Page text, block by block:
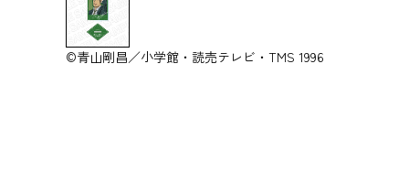
©青山剛昌／小学館・読売テレビ・TMS 1996